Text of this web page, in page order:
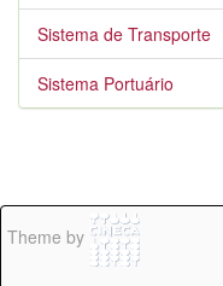
Sistema de Transporte
Sistema Portuário
Theme by